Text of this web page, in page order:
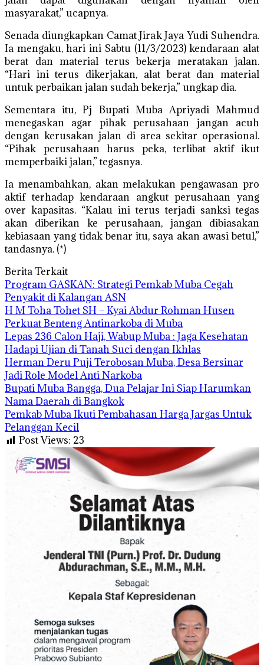
masyarakat,” ucapnya.
Senada diungkapkan Camat Jirak Jaya Yudi Suhendra.
Ia mengaku, hari ini Sabtu (11/3/2023) kendaraan alat
berat dan material terus bekerja meratakan jalan.
“Hari ini terus dikerjakan, alat berat dan material
untuk perbaikan jalan sudah bekerja,” ungkap dia.
Sementara itu, Pj Bupati Muba Apriyadi Mahmud
menegaskan agar pihak perusahaan jangan acuh
dengan kerusakan jalan di area sekitar operasional.
“Pihak perusahaan harus peka, terlibat aktif ikut
memperbaiki jalan,” tegasnya.
Ia menambahkan, akan melakukan pengawasan pro
aktif terhadap kendaraan angkut perusahaan yang
over kapasitas. “Kalau ini terus terjadi sanksi tegas
akan diberikan ke perusahaan, jangan dibiasakan
kebiasaan yang tidak benar itu, saya akan awasi betul,”
tandasnya. (*)
Berita Terkait
Program GASKAN: Strategi Pemkab Muba Cegah
Penyakit di Kalangan ASN
H M Toha Tohet SH – Kyai Abdur Rohman Husen
Perkuat Benteng Antinarkoba di Muba
Lepas 236 Calon Haji, Wabup Muba : Jaga Kesehatan
Hadapi Ujian di Tanah Suci dengan Ikhlas
Herman Deru Puji Terobosan Muba, Desa Bersinar
Jadi Role Model Anti Narkoba
Bupati Muba Bangga, Dua Pelajar Ini Siap Harumkan
Nama Daerah di Bangkok
Pemkab Muba Ikuti Pembahasan Harga Jargas Untuk
Pelanggan Kecil
Post Views: 23